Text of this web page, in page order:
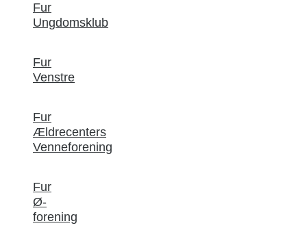
Fur
Ungdomsklub
Fur
Venstre
Fur
Ældrecenters
Venneforening
Fur
Ø-
forening